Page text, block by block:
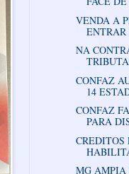
VENDA A
NA
CONFAZ
14
CONFAZ
PARA
CREDITOS
MG AMPIA